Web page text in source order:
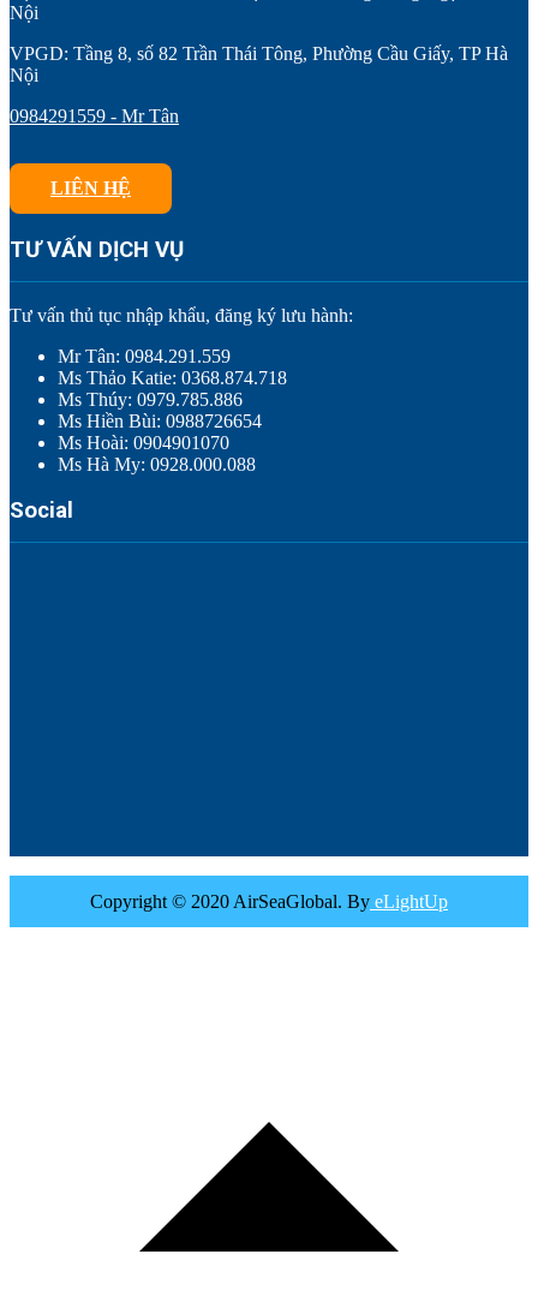
Nội
VPGD: Tầng 8, số 82 Trần Thái Tông, Phường Cầu Giấy, TP Hà
Nội
0984291559 - Mr Tân
LIÊN HỆ
TƯ VẤN DỊCH VỤ
Tư vấn thủ tục nhập khẩu, đăng ký lưu hành:
Mr Tân: 0984.291.559
Ms Thảo Katie: 0368.874.718
Ms Thúy: 0979.785.886
Ms Hiền Bùi: 0988726654
Ms Hoài: 0904901070
Ms Hà My: 0928.000.088
Social
Copyright © 2020 AirSeaGlobal. By eLightUp